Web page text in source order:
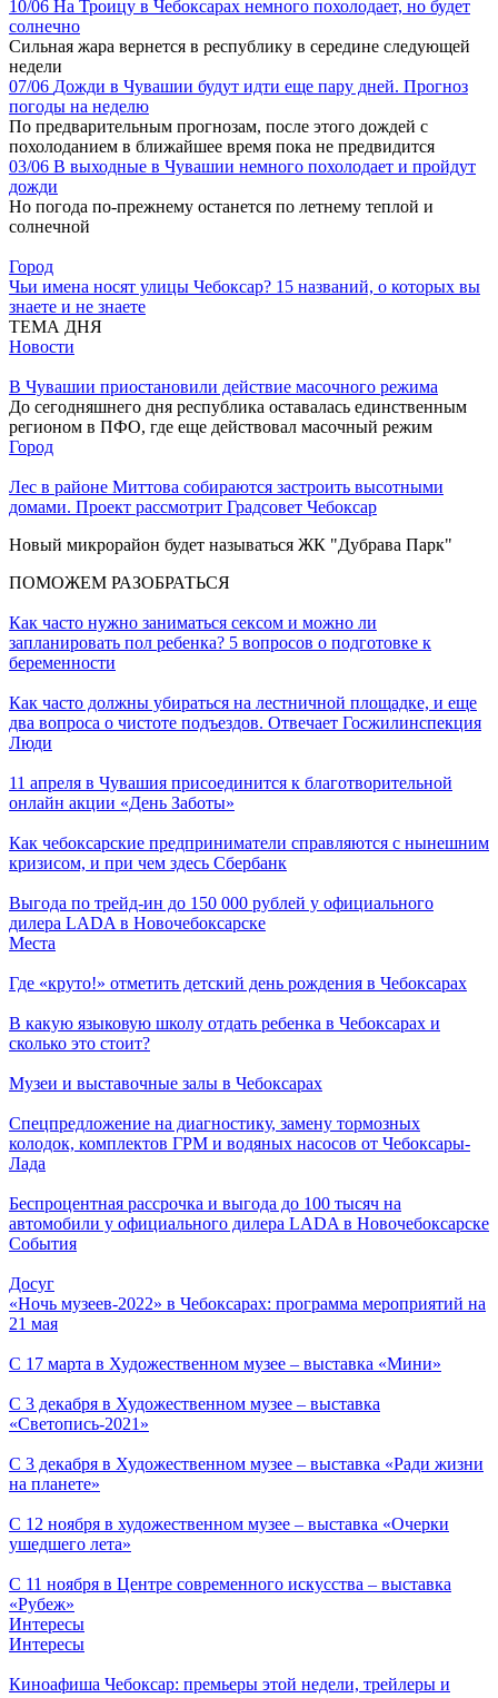
10/06 На Троицу в Чебоксарах немного похолодает, но будет
солнечно
Сильная жара вернется в республику в середине следующей
недели
07/06 Дожди в Чувашии будут идти еще пару дней. Прогноз
погоды на неделю
По предварительным прогнозам, после этого дождей с
похолоданием в ближайшее время пока не предвидится
03/06 В выходные в Чувашии немного похолодает и пройдут
дожди
Но погода по-прежнему останется по летнему теплой и
солнечной
Город
Чьи имена носят улицы Чебоксар? 15 названий, о которых вы
знаете и не знаете
ТЕМА ДНЯ
Новости
В Чувашии приостановили действие масочного режима
До сегодняшнего дня республика оставалась единственным
регионом в ПФО, где еще действовал масочный режим
Город
Лес в районе Миттова собираются застроить высотными
домами. Проект рассмотрит Градсовет Чебоксар
Новый микрорайон будет называться ЖК "Дубрава Парк"
ПОМОЖЕМ РАЗОБРАТЬСЯ
Как часто нужно заниматься сексом и можно ли
запланировать пол ребенка? 5 вопросов о подготовке к
беременности
Как часто должны убираться на лестничной площадке, и еще
два вопроса о чистоте подъездов. Отвечает Госжилинспекция
Люди
11 апреля в Чувашия присоединится к благотворительной
онлайн акции «День Заботы»
Как чебоксарские предприниматели справляются с нынешним
кризисом, и при чем здесь Сбербанк
Выгода по трейд-ин до 150 000 рублей у официального
дилера LADA в Новочебоксарске
Места
Где «круто!» отметить детский день рождения в Чебоксарах
В какую языковую школу отдать ребенка в Чебоксарах и
сколько это стоит?
Музеи и выставочные залы в Чебоксарах
Спецпредложение на диагностику, замену тормозных
колодок, комплектов ГРМ и водяных насосов от Чебоксары-
Лада
Беспроцентная рассрочка и выгода до 100 тысяч на
автомобили у официального дилера LADA в Новочебоксарске
События
Досуг
«Ночь музеев-2022» в Чебоксарах: программа мероприятий на
21 мая
С 17 марта в Художественном музее – выставка «Мини»
С 3 декабря в Художественном музее – выставка
«Светопись-2021»
С 3 декабря в Художественном музее – выставка «Ради жизни
на планете»
С 12 ноября в художественном музее – выставка «Очерки
ушедшего лета»
С 11 ноября в Центре современного искусства – выставка
«Рубеж»
Интересы
Интересы
Киноафиша Чебоксар: премьеры этой недели, трейлеры и